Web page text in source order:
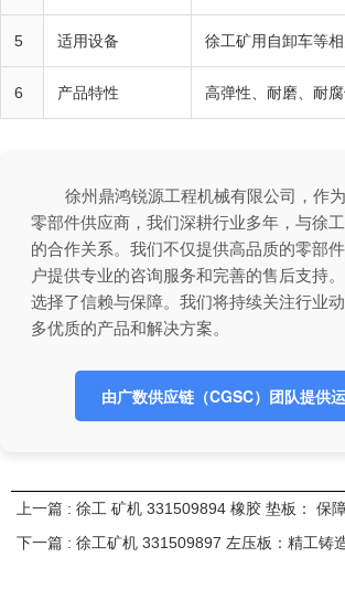
5 适用设备 徐工矿用自卸车等
6 产品特性 高弹性、耐磨、耐
徐州鼎鸿锐源工程机械有限公司，作
零部件供应商，我们深耕行业多年，与徐
的合作关系。我们不仅提供高品质的零部
户提供专业的咨询服务和完善的售后支持
选择了信赖与保障。我们将持续关注行业
多优质的产品和解决方案。
由广数供应链（CGSC）团队提供
下一篇 : 徐工矿机 331509897 左压板：精工铸